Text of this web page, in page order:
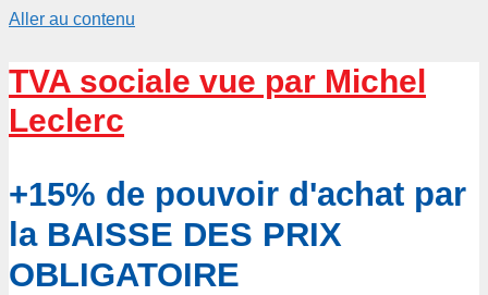
Aller au contenu
TVA sociale vue par Michel
Leclerc
+15% de pouvoir d'achat par
la BAISSE DES PRIX
OBLIGATOIRE